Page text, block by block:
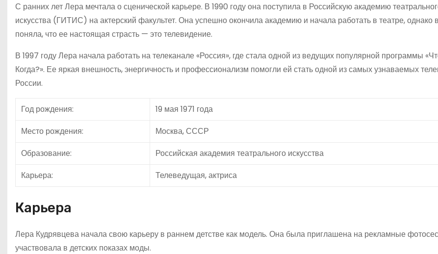
С ранних лет Лера мечтала о сценической карьере. В 1990 году она поступила в Российскую академию
искусства (ГИТИС) на актерский факультет. Она успешно окончила академию и начала работать в театре, однако
поняла, что ее настоящая страсть — это телевидение.
В 1997 году Лера начала работать на телеканале «Россия», где стала одной из ведущих популярной программы
Когда?». Ее яркая внешность, энергичность и профессионализм помогли ей стать одной из самых узнаваемых
России.
Год рождения:
19 мая 1971 года
Место рождения:
Москва, СССР
Образование:
Российская академия театрального искусства
Карьера:
Телеведущая, актриса
Карьера
Лера Кудрявцева начала свою карьеру в раннем детстве как модель. Она была приглашена на рекламные
участвовала в детских показах моды.